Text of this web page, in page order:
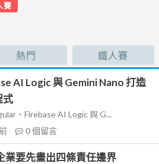
賽
熱門 鐵人賽
AI Logic 與 Gemini Nano 打造
式
、Firebase AI Logic 與 G...
0個留言
業要先畫出四條責任邊界